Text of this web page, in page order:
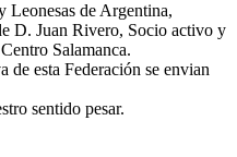
Leonesas de Argentina,
D. Juan Rivero, Socio activo y
Salamanca.
esta Federación se envian
sentido pesar.